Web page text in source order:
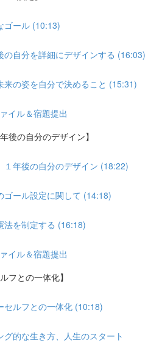
ール (10:13)
自分を詳細にデザインする (16:03)
の姿を自分で決めること (15:31)
イル＆宿題提出
の自分のデザイン】
年後の自分のデザイン (18:22)
ール設定に関して (14:18)
を制定する (16:18)
イル＆宿題提出
との一体化】
ルフとの一体化 (10:18)
的な生き方、人生のスタート